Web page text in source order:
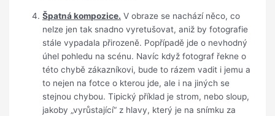
Špatná kompozice. V obraze se nachází něco, co
nelze jen tak snadno vyretušovat, aniž by fotografie
stále vypadala přirozeně. Popřípadě jde o nevhodný
úhel pohledu na scénu. Navíc když fotograf řekne o
této chybě zákazníkovi, bude to rázem vadit i jemu a
to nejen na fotce o kterou jde, ale i na jiných se
stejnou chybou. Tipický příklad je strom, nebo sloup,
jakoby „vyrůstající“ z hlavy, který je na snímku za